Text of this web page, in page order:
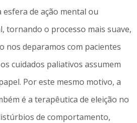
de ação mental ou
tornando o processo mais suave,
nos deparamos com pacientes
cuidados paliativos assumem
Por este mesmo motivo, a
é a terapêutica de eleição no
de comportamento,